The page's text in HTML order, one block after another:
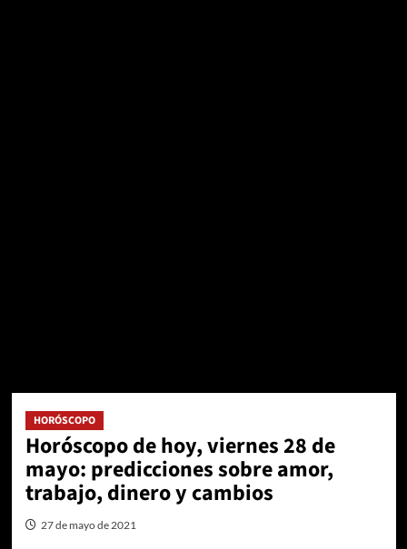
HORÓSCOPO
Horóscopo de hoy, viernes 28 de
mayo: predicciones sobre amor,
trabajo, dinero y cambios
27 de mayo de 2021